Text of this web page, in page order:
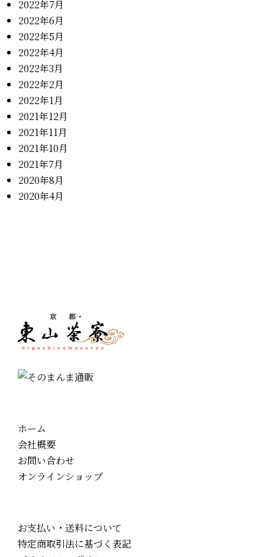
2022年7月
2022年6月
2022年5月
2022年4月
2022年3月
2022年2月
2022年1月
2021年12月
2021年11月
2021年10月
2021年7月
2020年8月
2020年4月
ホーム
会社概要
お問い合わせ
オンラインショップ
お支払い・送料について
特定商取引法に基づく表記